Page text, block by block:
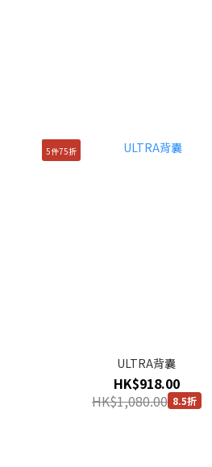
5件75折
ULTRA背囊
HK$918.00
HK$1,080.00 8.5折